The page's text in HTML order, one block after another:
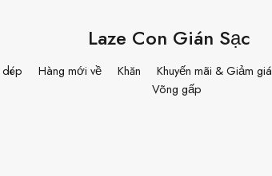
Laze Con Gián Sạc
Hàng mới về Khăn Khuyến mãi & Giảm giá
Võng gấp